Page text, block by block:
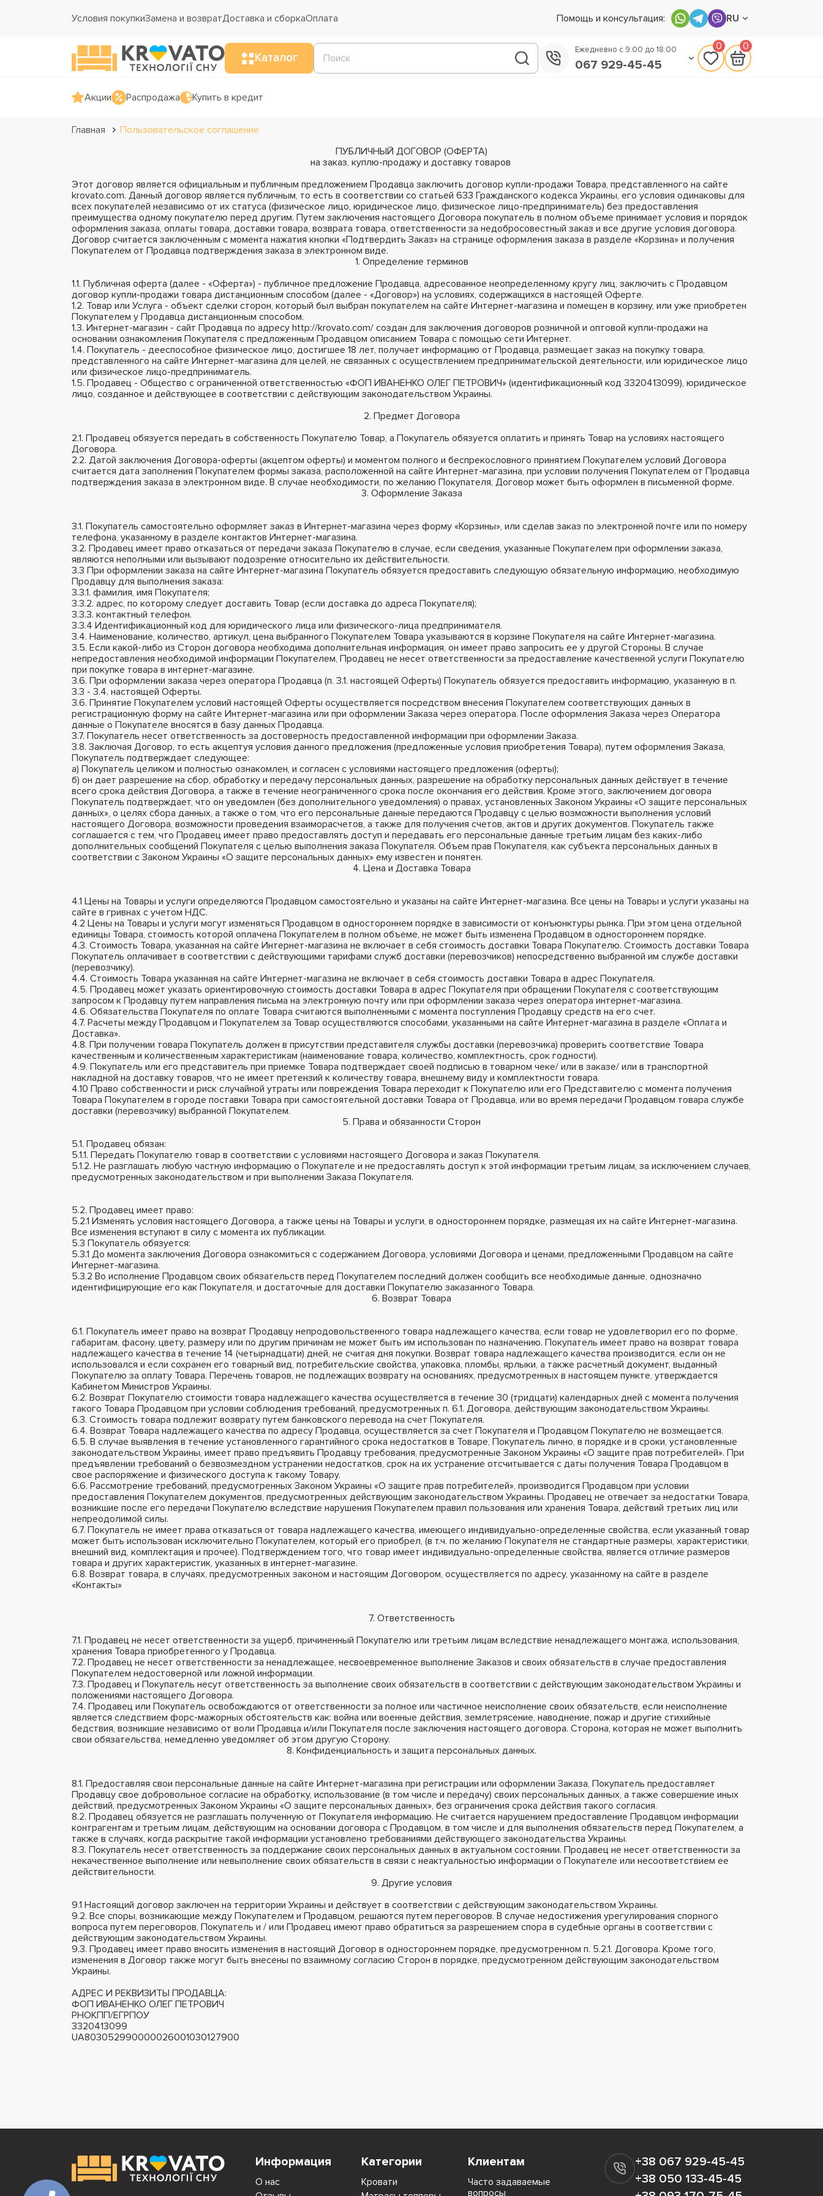
Условия покупкиЗамена и возвратДоставка и сборкаОплата Помощь и консультация: RU
Каталог
Ежедневно с 9:00 до 18:00
067 929-45-45
0 0
Акции Распродажа Купить в кредит
Главная
Пользовательское соглашение
ПУБЛИЧНЫЙ ДОГОВОР (ОФЕРТА)
на заказ, куплю-продажу и доставку товаров
Этот договор является официальным и публичным предложением Продавца заключить договор купли-продажи Товара, представленного на сайте
krovato.com. Данный договор является публичным, то есть в соответствии со статьей 633 Гражданского кодекса Украины, его условия одинаковы для
всех покупателей независимо от их статуса (физическое лицо, юридическое лицо, физическое лицо-предприниматель) без предоставления
преимущества одному покупателю перед другим. Путем заключения настоящего Договора покупатель в полном объеме принимает условия и порядок
оформления заказа, оплаты товара, доставки товара, возврата товара, ответственности за недобросовестный заказ и все другие условия договора.
Договор считается заключенным с момента нажатия кнопки «Подтвердить Заказ» на странице оформления заказа в разделе «Корзина» и получения
Покупателем от Продавца подтверждения заказа в электронном виде.
1. Определение терминов
1.1. Публичная оферта (далее - «Оферта») - публичное предложение Продавца, адресованное неопределенному кругу лиц, заключить с Продавцом
договор купли-продажи товара дистанционным способом (далее - «Договор») на условиях, содержащихся в настоящей Оферте.
1.2. Товар или Услуга - объект сделки сторон, который был выбран покупателем на сайте Интернет-магазина и помещен в корзину, или уже приобретен
Покупателем у Продавца дистанционным способом.
1.3. Интернет-магазин - сайт Продавца по адресу http://krovato.com/ создан для заключения договоров розничной и оптовой купли-продажи на
основании ознакомления Покупателя с предложенным Продавцом описанием Товара с помощью сети Интернет.
1.4. Покупатель - дееспособное физическое лицо, достигшее 18 лет, получает информацию от Продавца, размещает заказ на покупку товара,
представленного на сайте Интернет-магазина для целей, не связанных с осуществлением предпринимательской деятельности, или юридическое лицо
или физическое лицо-предприниматель.
1.5. Продавец - Общество с ограниченной ответственностью «ФОП ИВАНЕНКО ОЛЕГ ПЕТРОВИЧ» (идентификационный код 3320413099), юридическое
лицо, созданное и действующее в соответствии с действующим законодательством Украины.
2. Предмет Договора
2.1. Продавец обязуется передать в собственность Покупателю Товар, а Покупатель обязуется оплатить и принять Товар на условиях настоящего
Договора.
2.2. Датой заключения Договора-оферты (акцептом оферты) и моментом полного и беспрекословного принятием Покупателем условий Договора
считается дата заполнения Покупателем формы заказа, расположенной на сайте Интернет-магазина, при условии получения Покупателем от Продавца
подтверждения заказа в электронном виде. В случае необходимости, по желанию Покупателя, Договор может быть оформлен в письменной форме.
3. Оформление Заказа
3.1. Покупатель самостоятельно оформляет заказ в Интернет-магазина через форму «Корзины», или сделав заказ по электронной почте или по номеру
телефона, указанному в разделе контактов Интернет-магазина.
3.2. Продавец имеет право отказаться от передачи заказа Покупателю в случае, если сведения, указанные Покупателем при оформлении заказа,
являются неполными или вызывают подозрение относительно их действительности.
3.3 При оформлении заказа на сайте Интернет-магазина Покупатель обязуется предоставить следующую обязательную информацию, необходимую
Продавцу для выполнения заказа:
3.3.1. фамилия, имя Покупателя;
3.3.2. адрес, по которому следует доставить Товар (если доставка до адреса Покупателя);
3.3.3. контактный телефон.
3.3.4 Идентификационный код для юридического лица или физического-лица предпринимателя.
3.4. Наименование, количество, артикул, цена выбранного Покупателем Товара указываются в корзине Покупателя на сайте Интернет-магазина.
3.5. Если какой-либо из Сторон договора необходима дополнительная информация, он имеет право запросить ее у другой Стороны. В случае
непредоставления необходимой информации Покупателем, Продавец не несет ответственности за предоставление качественной услуги Покупателю
при покупке товара в интернет-магазине.
3.6. При оформлении заказа через оператора Продавца (п. 3.1. настоящей Оферты) Покупатель обязуется предоставить информацию, указанную в п.
3.3 - 3.4. настоящей Оферты.
3.6. Принятие Покупателем условий настоящей Оферты осуществляется посредством внесения Покупателем соответствующих данных в
регистрационную форму на сайте Интернет-магазина или при оформлении Заказа через оператора. После оформления Заказа через Оператора
данные о Покупателе вносятся в базу данных Продавца.
3.7. Покупатель несет ответственность за достоверность предоставленной информации при оформлении Заказа.
3.8. Заключая Договор, то есть акцептуя условия данного предложения (предложенные условия приобретения Товара), путем оформления Заказа,
Покупатель подтверждает следующее:
а) Покупатель целиком и полностью ознакомлен, и согласен с условиями настоящего предложения (оферты);
б) он дает разрешение на сбор, обработку и передачу персональных данных, разрешение на обработку персональных данных действует в течение
всего срока действия Договора, а также в течение неограниченного срока после окончания его действия. Кроме этого, заключением договора
Покупатель подтверждает, что он уведомлен (без дополнительного уведомления) о правах, установленных Законом Украины «О защите персональных
данных», о целях сбора данных, а также о том, что его персональные данные передаются Продавцу с целью возможности выполнения условий
настоящего Договора, возможности проведения взаиморасчетов, а также для получения счетов, актов и других документов. Покупатель также
соглашается с тем, что Продавец имеет право предоставлять доступ и передавать его персональные данные третьим лицам без каких-либо
дополнительных сообщений Покупателя с целью выполнения заказа Покупателя. Объем прав Покупателя, как субъекта персональных данных в
соответствии с Законом Украины «О защите персональных данных» ему известен и понятен.
4. Цена и Доставка Товара
4.1 Цены на Товары и услуги определяются Продавцом самостоятельно и указаны на сайте Интернет-магазина. Все цены на Товары и услуги указаны на
сайте в гривнах с учетом НДС.
4.2 Цены на Товары и услуги могут изменяться Продавцом в одностороннем порядке в зависимости от конъюнктуры рынка. При этом цена отдельной
единицы Товара, стоимость которой оплачена Покупателем в полном объеме, не может быть изменена Продавцом в одностороннем порядке.
4.3. Стоимость Товара, указанная на сайте Интернет-магазина не включает в себя стоимость доставки Товара Покупателю. Стоимость доставки Товара
Покупатель оплачивает в соответствии с действующими тарифами служб доставки (перевозчиков) непосредственно выбранной им службе доставки
(перевозчику).
4.4. Стоимость Товара указанная на сайте Интернет-магазина не включает в себя стоимость доставки Товара в адрес Покупателя.
4.5. Продавец может указать ориентировочную стоимость доставки Товара в адрес Покупателя при обращении Покупателя с соответствующим
запросом к Продавцу путем направления письма на электронную почту или при оформлении заказа через оператора интернет-магазина.
4.6. Обязательства Покупателя по оплате Товара считаются выполненными с момента поступления Продавцу средств на его счет.
4.7. Расчеты между Продавцом и Покупателем за Товар осуществляются способами, указанными на сайте Интернет-магазина в разделе «Оплата и
Доставка».
4.8. При получении товара Покупатель должен в присутствии представителя службы доставки (перевозчика) проверить соответствие Товара
качественным и количественным характеристикам (наименование товара, количество, комплектность, срок годности).
4.9. Покупатель или его представитель при приемке Товара подтверждает своей подписью в товарном чеке/ или в заказе/ или в транспортной
накладной на доставку товаров, что не имеет претензий к количеству товара, внешнему виду и комплектности товара.
4.10 Право собственности и риск случайной утраты или повреждения Товара переходит к Покупателю или его Представителю с момента получения
Товара Покупателем в городе поставки Товара при самостоятельной доставки Товара от Продавца, или во время передачи Продавцом товара службе
доставки (перевозчику) выбранной Покупателем.
5. Права и обязанности Сторон
5.1. Продавец обязан:
5.1.1. Передать Покупателю товар в соответствии с условиями настоящего Договора и заказ Покупателя.
5.1.2. Не разглашать любую частную информацию о Покупателе и не предоставлять доступ к этой информации третьим лицам, за исключением случаев,
предусмотренных законодательством и при выполнении Заказа Покупателя.
5.2. Продавец имеет право:
5.2.1 Изменять условия настоящего Договора, а также цены на Товары и услуги, в одностороннем порядке, размещая их на сайте Интернет-магазина.
Все изменения вступают в силу с момента их публикации.
5.3 Покупатель обязуется:
5.3.1 До момента заключения Договора ознакомиться с содержанием Договора, условиями Договора и ценами, предложенными Продавцом на сайте
Интернет-магазина.
5.3.2 Во исполнение Продавцом своих обязательств перед Покупателем последний должен сообщить все необходимые данные, однозначно
идентифицирующие его как Покупателя, и достаточные для доставки Покупателю заказанного Товара.
6. Возврат Товара
6.1. Покупатель имеет право на возврат Продавцу непродовольственного товара надлежащего качества, если товар не удовлетворил его по форме,
габаритам, фасону, цвету, размеру или по другим причинам не может быть им использован по назначению. Покупатель имеет право на возврат товара
надлежащего качества в течение 14 (четырнадцати) дней, не считая дня покупки. Возврат товара надлежащего качества производится, если он не
использовался и если сохранен его товарный вид, потребительские свойства, упаковка, пломбы, ярлыки, а также расчетный документ, выданный
Покупателю за оплату Товара. Перечень товаров, не подлежащих возврату на основаниях, предусмотренных в настоящем пункте, утверждается
Кабинетом Министров Украины.
6.2. Возврат Покупателю стоимости товара надлежащего качества осуществляется в течение 30 (тридцати) календарных дней с момента получения
такого Товара Продавцом при условии соблюдения требований, предусмотренных п. 6.1. Договора, действующим законодательством Украины.
6.3. Стоимость товара подлежит возврату путем банковского перевода на счет Покупателя.
6.4. Возврат Товара надлежащего качества по адресу Продавца, осуществляется за счет Покупателя и Продавцом Покупателю не возмещается.
6.5. В случае выявления в течение установленного гарантийного срока недостатков в Товаре, Покупатель лично, в порядке и в сроки, установленные
законодательством Украины, имеет право предъявить Продавцу требования, предусмотренные Законом Украины «О защите прав потребителей». При
предъявлении требований о безвозмездном устранении недостатков, срок на их устранение отсчитывается с даты получения Товара Продавцом в
свое распоряжение и физического доступа к такому Товару.
6.6. Рассмотрение требований, предусмотренных Законом Украины «О защите прав потребителей», производится Продавцом при условии
предоставления Покупателем документов, предусмотренных действующим законодательством Украины. Продавец не отвечает за недостатки Товара,
возникшие после его передачи Покупателю вследствие нарушения Покупателем правил пользования или хранения Товара, действий третьих лиц или
непреодолимой силы.
6.7. Покупатель не имеет права отказаться от товара надлежащего качества, имеющего индивидуально-определенные свойства, если указанный товар
может быть использован исключительно Покупателем, который его приобрел, (в т.ч. по желанию Покупателя не стандартные размеры, характеристики,
внешний вид, комплектация и прочее). Подтверждением того, что товар имеет индивидуально-определенные свойства, является отличие размеров
товара и других характеристик, указанных в интернет-магазине.
6.8. Возврат товара, в случаях, предусмотренных законом и настоящим Договором, осуществляется по адресу, указанному на сайте в разделе
«Контакты»
7. Ответственность
7.1. Продавец не несет ответственности за ущерб, причиненный Покупателю или третьим лицам вследствие ненадлежащего монтажа, использования,
хранения Товара приобретенного у Продавца.
7.2. Продавец не несет ответственности за ненадлежащее, несвоевременное выполнение Заказов и своих обязательств в случае предоставления
Покупателем недостоверной или ложной информации.
7.3. Продавец и Покупатель несут ответственность за выполнение своих обязательств в соответствии с действующим законодательством Украины и
положениями настоящего Договора.
7.4. Продавец или Покупатель освобождаются от ответственности за полное или частичное неисполнение своих обязательств, если неисполнение
является следствием форс-мажорных обстоятельств как: война или военные действия, землетрясение, наводнение, пожар и другие стихийные
бедствия, возникшие независимо от воли Продавца и/или Покупателя после заключения настоящего договора. Сторона, которая не может выполнить
свои обязательства, немедленно уведомляет об этом другую Сторону.
8. Конфиденциальность и защита персональных данных.
8.1. Предоставляя свои персональные данные на сайте Интернет-магазина при регистрации или оформлении Заказа, Покупатель предоставляет
Продавцу свое добровольное согласие на обработку, использование (в том числе и передачу) своих персональных данных, а также совершение иных
действий, предусмотренных Законом Украины «О защите персональных данных», без ограничения срока действия такого согласия.
8.2. Продавец обязуется не разглашать полученную от Покупателя информацию. Не считается нарушением предоставление Продавцом информации
контрагентам и третьим лицам, действующим на основании договора с Продавцом, в том числе и для выполнения обязательств перед Покупателем, а
также в случаях, когда раскрытие такой информации установлено требованиями действующего законодательства Украины.
8.3. Покупатель несет ответственность за поддержание своих персональных данных в актуальном состоянии. Продавец не несет ответственности за
некачественное выполнение или невыполнение своих обязательств в связи с неактуальностью информации о Покупателе или несоответствием ее
действительности.
9. Другие условия
9.1 Настоящий договор заключен на территории Украины и действует в соответствии с действующим законодательством Украины.
9.2. Все споры, возникающие между Покупателем и Продавцом, решаются путем переговоров. В случае недостижения урегулирования спорного
вопроса путем переговоров, Покупатель и / или Продавец имеют право обратиться за разрешением спора в судебные органы в соответствии с
действующим законодательством Украины.
9.3. Продавец имеет право вносить изменения в настоящий Договор в одностороннем порядке, предусмотренном п. 5.2.1. Договора. Кроме того,
изменения в Договор также могут быть внесены по взаимному согласию Сторон в порядке, предусмотренном действующим законодательством
Украины.
АДРЕС И РЕКВИЗИТЫ ПРОДАВЦА:
ФОП ИВАНЕНКО ОЛЕГ ПЕТРОВИЧ
РНОКПП/ЕГРПОУ
3320413099
UA803052990000026001030127900
Информация
О нас
Категории
Кровати
Клиентам
Часто задаваемые
вопросы
+38 067 929-45-45
+38 050 133-45-45